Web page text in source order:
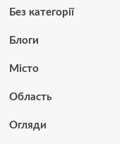
Без категорії
Блоги
Місто
Область
Огляди